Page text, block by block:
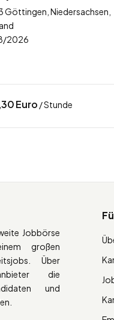
Göttingen, Niedersachsen,
2026
Euro / Stunde
Jobbörse
großen
Über
die
und